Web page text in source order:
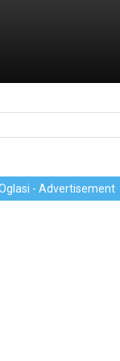
- Advertisement